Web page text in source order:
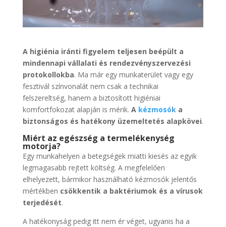
A higiénia iránti figyelem teljesen beépült a
mindennapi vállalati és rendezvényszervezési
protokollokba. Ma már egy munkaterület vagy egy
fesztivál színvonalát nem csak a technikai
felszereltség, hanem a biztosított higiéniai
komfortfokozat alapján is mérik. A kézmosóka
biztonságos és hatékony üzemeltetés alapkövei.
Miért az egészség a termelékenység
motorja?
Egy munkahelyen a betegségek miatti kiesés az egyik
legmagasabb rejtett költség. A megfelelően
elhelyezett, bármikor használható kézmosók jelentős
mértékben csökkentik a baktériumok és a vírusok
terjedését.
A hatékonyság pedig itt nem ér véget, ugyanis ha a